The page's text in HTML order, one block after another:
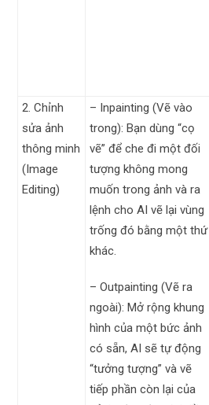
2. Chỉnh
sửa ảnh
thông minh
(Image
Editing)
– Inpainting (Vẽ vào
trong): Bạn dùng “cọ
vẽ” để che đi một đối
tượng không mong
muốn trong ảnh và ra
lệnh cho AI vẽ lại vùng
trống đó bằng một thứ
khác.
– Outpainting (Vẽ ra
ngoài): Mở rộng khung
hình của một bức ảnh
có sẵn, AI sẽ tự động
“tưởng tượng” và vẽ
tiếp phần còn lại của